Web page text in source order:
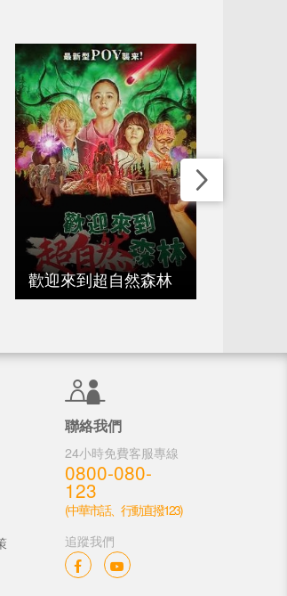
歡迎來到超自然森林
聯絡我們
24小時免費客服專線
0800-080-
123
(中華市話、行動直撥123)
追蹤我們